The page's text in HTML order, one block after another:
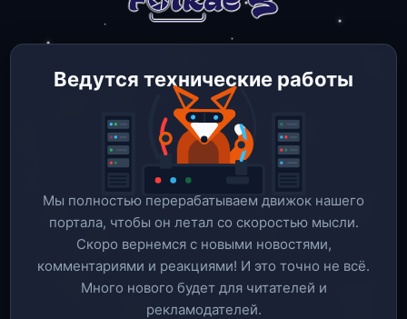
Ведутся технические работы
Мы полностью перерабатываем движок нашего
портала, чтобы он летал со скоростью мысли.
Скоро вернемся c новыми новостями,
комментариями и реакциями! И это точно не всё.
Много нового будет для читателей и
рекламодателей.